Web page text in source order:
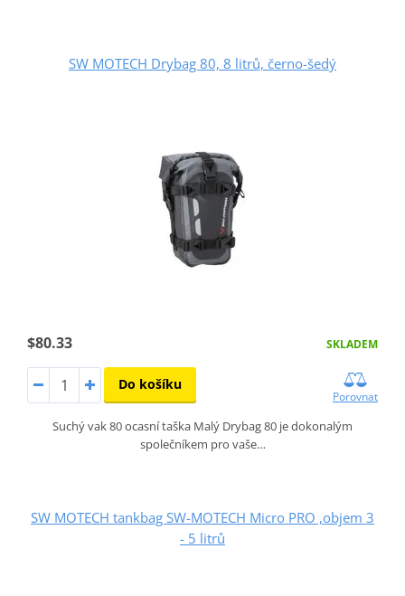
SW MOTECH Drybag 80, 8 litrů, černo-šedý
$80.33 SKLADEM
Do košíku
Porovnat
Suchý vak 80 ocasní taška Malý Drybag 80 je dokonalým
společníkem pro vaše…
SW MOTECH tankbag SW-MOTECH Micro PRO ,objem 3
- 5 litrů